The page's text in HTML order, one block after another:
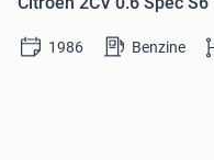
1986 Benzine